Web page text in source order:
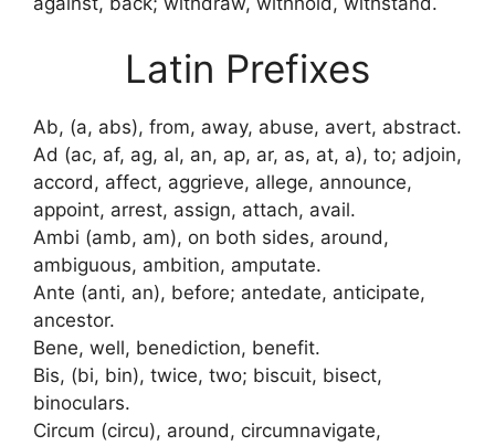
Latin Prefixes
Ab, (a, abs), from, away, abuse, avert, abstract.
Ad (ac, af, ag, al, an, ap, ar, as, at, a), to; adjoin,
accord, affect, aggrieve, allege, announce,
appoint, arrest, assign, attach, avail.
Ambi (amb, am), on both sides, around,
ambiguous, ambition, amputate.
Ante (anti, an), before; antedate, anticipate,
ancestor.
Bene, well, benediction, benefit.
Bis, (bi, bin), twice, two; biscuit, bisect,
binoculars.
Circum (circu), around, circumnavigate,